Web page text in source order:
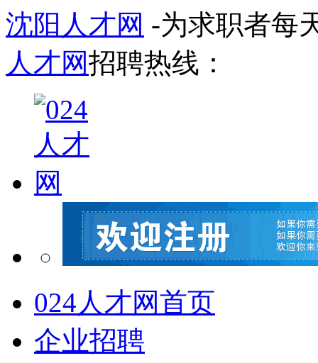
沈阳人才网 -为求职者每
人才网招聘热线：
024人才网首页
企业招聘